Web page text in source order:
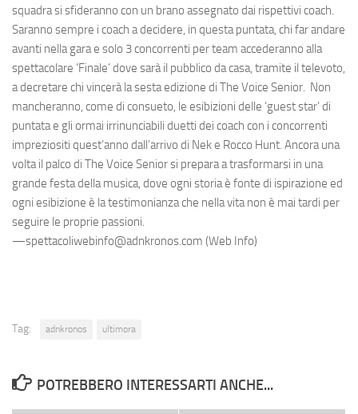
squadra si sfideranno con un brano assegnato dai rispettivi coach.
Saranno sempre i coach a decidere, in questa puntata, chi far andare
avanti nella gara e solo 3 concorrenti per team accederanno alla
spettacolare ‘Finale’ dove sarà il pubblico da casa, tramite il televoto,
a decretare chi vincerà la sesta edizione di The Voice Senior. Non
mancheranno, come di consueto, le esibizioni delle ‘guest star’ di
puntata e gli ormai irrinunciabili duetti dei coach con i concorrenti
impreziositi quest’anno dall’arrivo di Nek e Rocco Hunt. Ancora una
volta il palco di The Voice Senior si prepara a trasformarsi in una
grande festa della musica, dove ogni storia è fonte di ispirazione ed
ogni esibizione è la testimonianza che nella vita non è mai tardi per
seguire le proprie passioni.
—spettacoliwebinfo@adnkronos.com (Web Info)
Tag: adnkronos ultimora
POTREBBERO INTERESSARTI ANCHE...